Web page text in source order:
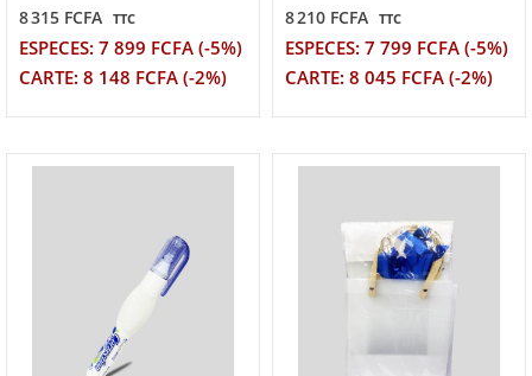
8 315 FCFA TTC
ESPECES: 7 899 FCFA (-5%)
CARTE: 8 148 FCFA (-2%)
8 210 FCFA TTC
ESPECES: 7 799 FCFA (-5%)
CARTE: 8 045 FCFA (-2%)